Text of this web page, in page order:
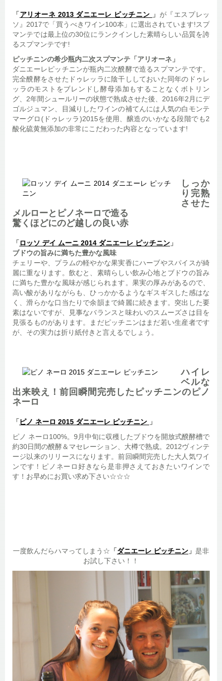
「 アリオーネ 2013 ダニエーレ ピッチニン 」 が『エスプレッ
ソ』2017で「買うべきワイン100本」に選出されています!スプ
マンテでは最上位の30位にランクインした素晴らしい品質を誇
るスプマンテです!
ピッチニンの希少瓶内二次スプマンテ「アリオーネ」
ダニエーレピッチニンが瓶内二次醗酵で造るスプマンテです。
完全醗酵をさせたドゥレッラに陰干ししておいた同年のドゥレ
ッラのモストをブレンドし酵母添加もすることなくボトリン
グ、2年間シュールリーの状態で熟成させた後、2016年2月にデ
ゴルジュマン、目減りしたワインの補てんには人気の白モンテ
マーグロ(ドゥレッラ)2015を使用、醸造のいかなる段階でも2
酸化硫黄無添加の非常にこだわった内容となっています!
しっか
り完熟
させた
メルローとピノネーロで造る
驚くほどにのど越しの良い赤
「 ロッソ デイ ムーニ 2014 ダニエーレ ピッチニン 」
ブドウの旨みに満ちた豊かな風味
チェリーや、プラムの軽やかな果実香にハーブやスパイスが綺
麗に重なります。飲むと、素晴らしい飲み心地とブドウの旨み
に満ちた豊かな風味が感じられます。果実の厚みがあるので、
高い酸がありながらも、ひっかかるようなギスギスした感はな
く、滑らかな口当たりで余韻まで綺麗に続きます。突出した要
素はないですが、見事なバランスと味わいのスムーズさは目を
見張るものがあります。まだピッチニンはまだ若い生産者です
が、その実力は折り紙付きと言えるでしょう。
ハイレ
ベルな
出来映え！前回瞬間完売したピッチニンのピノ
ネーロ
「 ピノ ネーロ 2015 ダニエーレ ピッチニン 」
ピノ ネーロ100%。9月中旬に収穫したブドウを開放式醗酵槽で
約30日間の醗酵＆マセレーション、大樽で熟成。2012ヴィンテ
ージ以来のリリースになります。前回瞬間完売した大人気ワイ
ンです！ピノネーロ好きなら是非押さえておきたいワインで
す！お早めにお買い求め下さい☆☆☆
一度飲んだらハマってしまう☆ 「 ダニエーレ ピッチニン 」 是非
お試し下さい！！